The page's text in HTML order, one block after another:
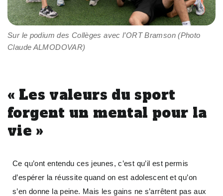
Sur le podium des Collèges avec l’ORT Bramson (Photo
Claude ALMODOVAR)
« Les valeurs du sport
forgent un mental pour la
vie »
Ce qu’ont entendu ces jeunes, c’est qu’il est permis
d’espérer la réussite quand on est adolescent et qu’on
s’en donne la peine. Mais les gains ne s’arrêtent pas aux